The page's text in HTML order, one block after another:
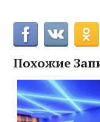
Похожие